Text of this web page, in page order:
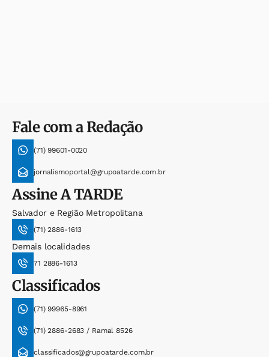
Fale com a Redação
(71) 99601-0020
jornalismoportal@grupoatarde.com.br
AssineA TARDE
Salvador e Região Metropolitana
(71) 2886-1613
Demais localidades
71 2886-1613
Classificados
(71) 99965-8961
(71) 2886-2683 / Ramal 8526
classificados@grupoatarde.com.br